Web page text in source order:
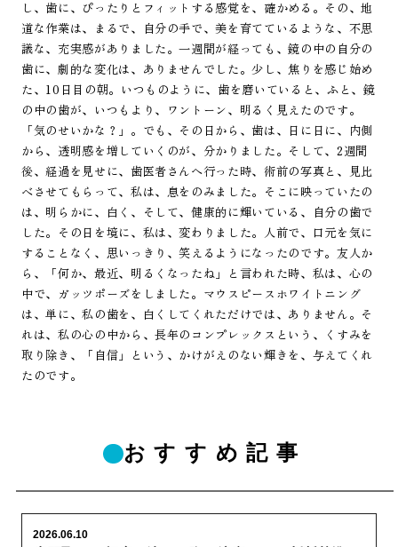
し、歯に、ぴったりとフィットする感覚を、確かめる。その、地
道な作業は、まるで、自分の手で、美を育てているような、不思
議な、充実感がありました。一週間が経っても、鏡の中の自分の
歯に、劇的な変化は、ありませんでした。少し、焦りを感じ始め
た、10日目の朝。いつものように、歯を磨いていると、ふと、鏡
の中の歯が、いつもより、ワントーン、明るく見えたのです。
「気のせいかな？」。でも、その日から、歯は、日に日に、内側
から、透明感を増していくのが、分かりました。そして、2週間
後、経過を見せに、歯医者さんへ行った時、術前の写真と、見比
べさせてもらって、私は、息をのみました。そこに映っていたの
は、明らかに、白く、そして、健康的に輝いている、自分の歯で
した。その日を境に、私は、変わりました。人前で、口元を気に
することなく、思いっきり、笑えるようになったのです。友人か
ら、「何か、最近、明るくなったね」と言われた時、私は、心の
中で、ガッツポーズをしました。マウスピースホワイトニング
は、単に、私の歯を、白くしてくれただけでは、ありません。そ
れは、私の心の中から、長年のコンプレックスという、くすみを
取り除き、「自信」という、かけがえのない輝きを、与えてくれ
たのです。
おすすめ記事
2026.06.10